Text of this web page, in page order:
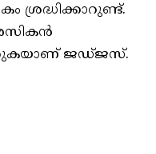
ശ്രദ്ധിക്കാറുണ്ട്.
രസികൻ
ജഡ്ജസ്.